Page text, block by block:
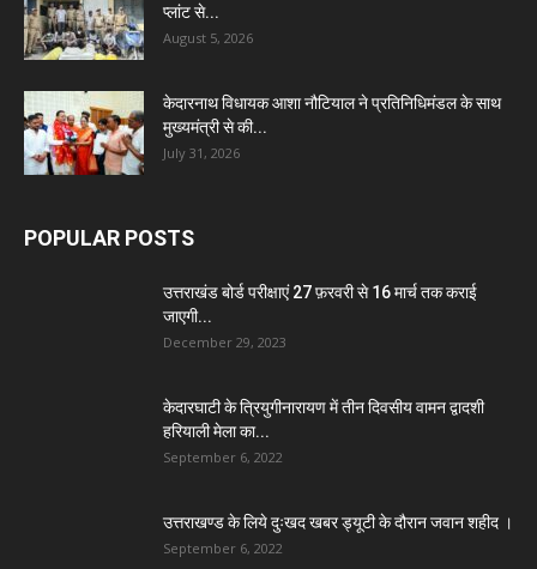
प्लांट से...
August 5, 2026
केदारनाथ विधायक आशा नौटियाल ने प्रतिनिधिमंडल के साथ
मुख्यमंत्री से की...
July 31, 2026
POPULAR POSTS
उत्तराखंड बोर्ड परीक्षाएं 27 फ़रवरी से 16 मार्च तक कराई
जाएगी...
December 29, 2023
केदारघाटी के त्रियुगीनारायण में तीन दिवसीय वामन द्वादशी
हरियाली मेला का...
September 6, 2022
उत्तराखण्ड के लिये दुःखद खबर ड्यूटी के दौरान जवान शहीद ।
September 6, 2022